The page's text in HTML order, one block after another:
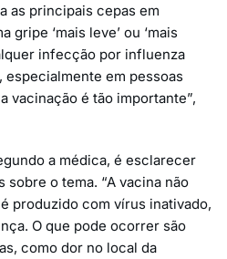
as principais cepas em
gripe ‘mais leve’ ou ‘mais
infecção por influenza
em pessoas
vacinação é tão importante”,
a médica, é esclarecer
sobre o tema. “A vacina não
produzido com vírus inativado,
O que pode ocorrer são
como dor no local da